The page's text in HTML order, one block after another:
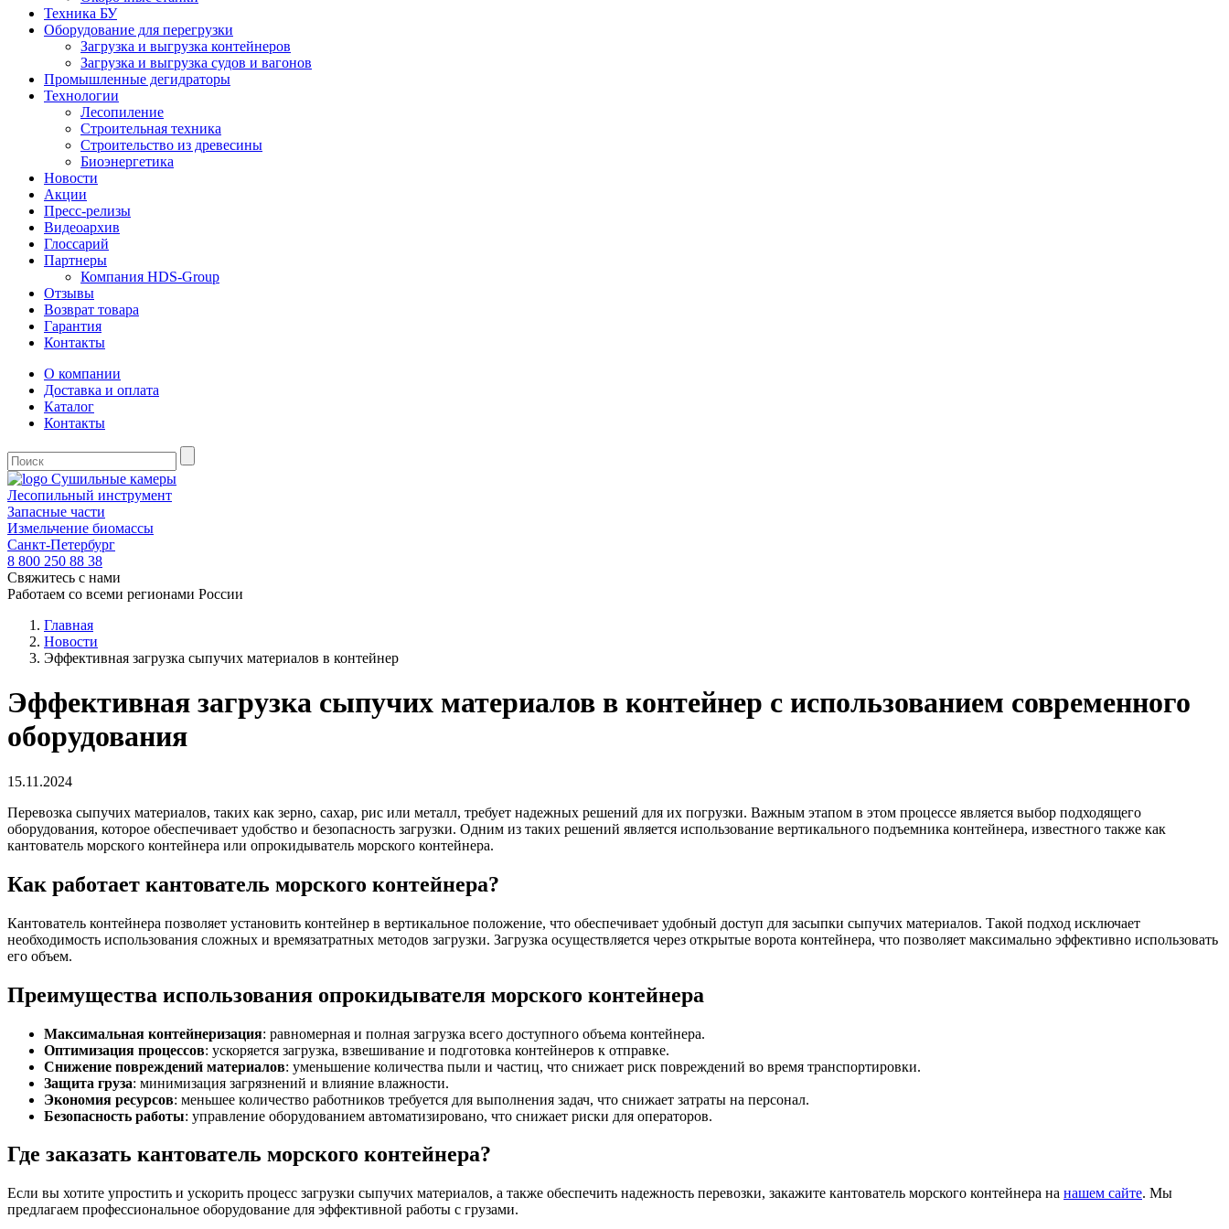
Техника БУ
Оборудование для перегрузки
Загрузка и выгрузка контейнеров
Загрузка и выгрузка судов и вагонов
Промышленные дегидраторы
Технологии
Лесопиление
Строительная техника
Строительство из древесины
Биоэнергетика
Новости
Акции
Пресс-релизы
Видеоархив
Глоссарий
Партнеры
Компания HDS-Group
Отзывы
Возврат товара
Гарантия
Контакты
О компании
Доставка и оплата
Каталог
Контакты
Сушильные камеры
Лесопильный инструмент
Запасные части
Измельчение биомассы
Санкт-Петербург
8 800 250 88 38
Свяжитесь с нами
Работаем со всеми регионами России
Главная
Новости
Эффективная загрузка сыпучих материалов в контейнер
Эффективная загрузка сыпучих материалов в контейнер с использованием современного
оборудования
15.11.2024
Перевозка сыпучих материалов, таких как зерно, сахар, рис или металл, требует надежных решений для их погрузки. Важным этапом в этом процессе является выбор подходящего
оборудования, которое обеспечивает удобство и безопасность загрузки. Одним из таких решений является использование вертикального подъемника контейнера, известного также как
кантователь морского контейнера или опрокидыватель морского контейнера.
Как работает кантователь морского контейнера?
Кантователь контейнера позволяет установить контейнер в вертикальное положение, что обеспечивает удобный доступ для засыпки сыпучих материалов. Такой подход исключает
необходимость использования сложных и времязатратных методов загрузки. Загрузка осуществляется через открытые ворота контейнера, что позволяет максимально эффективно использовать
его объем.
Преимущества использования опрокидывателя морского контейнера
Максимальная контейнеризация: равномерная и полная загрузка всего доступного объема контейнера.
Оптимизация процессов: ускоряется загрузка, взвешивание и подготовка контейнеров к отправке.
Снижение повреждений материалов: уменьшение количества пыли и частиц, что снижает риск повреждений во время транспортировки.
Защита груза: минимизация загрязнений и влияние влажности.
Экономия ресурсов: меньшее количество работников требуется для выполнения задач, что снижает затраты на персонал.
Безопасность работы: управление оборудованием автоматизировано, что снижает риски для операторов.
Где заказать кантователь морского контейнера?
Если вы хотите упростить и ускорить процесс загрузки сыпучих материалов, а также обеспечить надежность перевозки, закажите кантователь морского контейнера на нашем сайте. Мы
предлагаем профессиональное оборудование для эффективной работы с грузами.